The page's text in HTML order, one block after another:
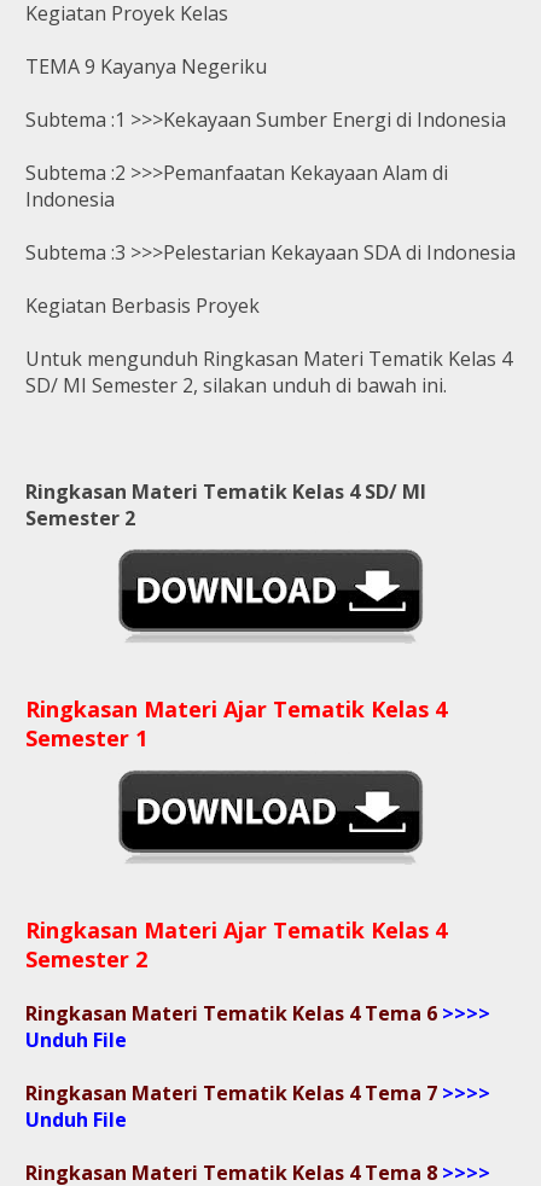
Kegiatan Proyek Kelas
TEMA 9 Kayanya Negeriku
Subtema :1 >>>Kekayaan Sumber Energi di Indonesia
Subtema :2 >>>Pemanfaatan Kekayaan Alam di
Indonesia
Subtema :3 >>>Pelestarian Kekayaan SDA di Indonesia
Kegiatan Berbasis Proyek
Untuk mengunduh Ringkasan Materi Tematik Kelas 4
SD/ MI Semester 2, silakan unduh di bawah ini.
Ringkasan Materi Tematik Kelas 4 SD/ MI
Semester 2
Ringkasan Materi Ajar Tematik Kelas 4
Semester 1
Ringkasan Materi Ajar Tematik Kelas 4
Semester 2
Ringkasan Materi Tematik Kelas 4 Tema 6 >>>>
Unduh File
Ringkasan Materi Tematik Kelas 4 Tema 7 >>>>
Unduh File
Ringkasan Materi Tematik Kelas 4 Tema 8 >>>>